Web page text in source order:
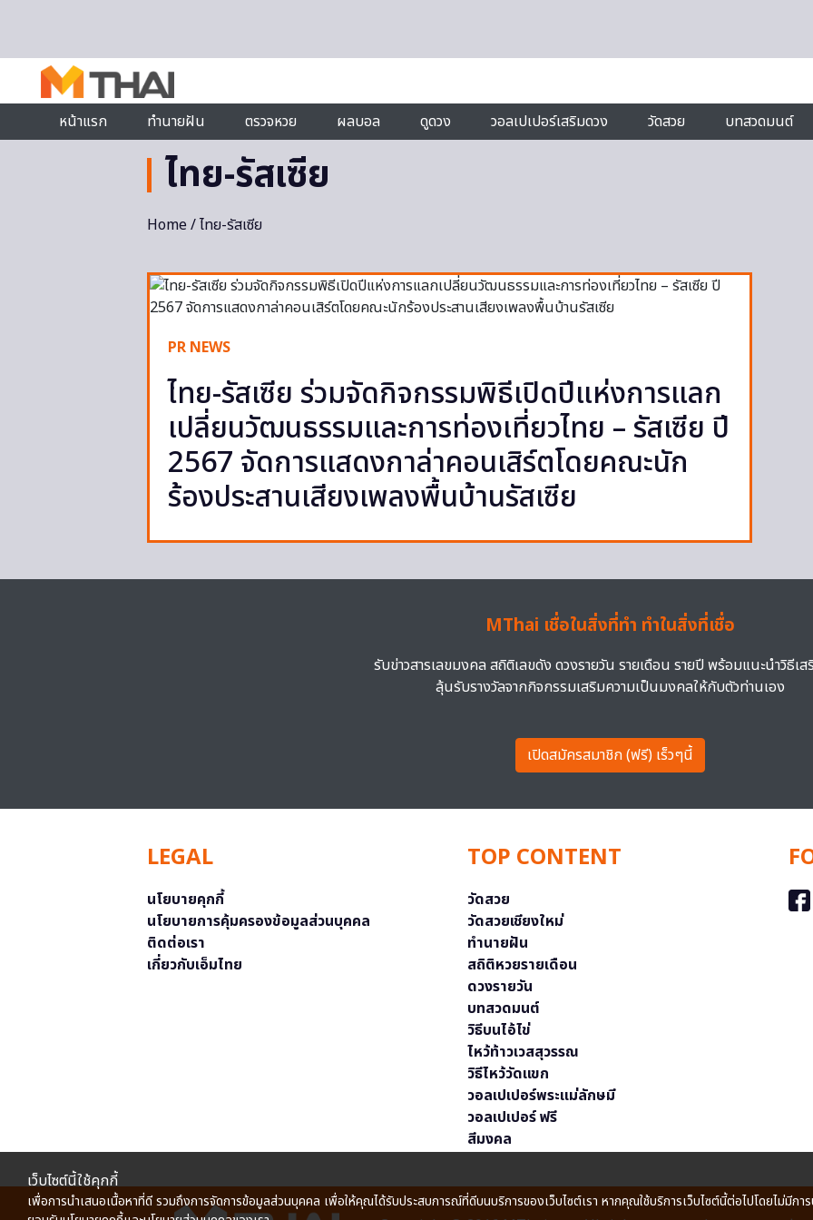
หน้าแรก
ทำนายฝัน ตรวจหวย ผลบอล ดูดวง วอลเปเปอร์เสริมดวง วัดสวย บทสวดมนต์
ไทย-รัสเซีย
Home/ ไทย-รัสเซีย
PR NEWS
ไทย-รัสเซีย ร่วมจัดกิจกรรมพิธีเปิดปีแห่งการแลก
เปลี่ยนวัฒนธรรมและการท่องเที่ยวไทย – รัสเซีย ปี
2567 จัดการแสดงกาล่าคอนเสิร์ตโดยคณะนัก
ร้องประสานเสียงเพลงพื้นบ้านรัสเซีย
MThai เชื่อในสิ่งที่ทำ ทำในสิ่งที่เชื่อ
รับข่าวสารเลขมงคล สถิติเลขดัง ดวงรายวัน รายเดือน รายปี พร้อมแนะนำวิธีเส
ลุ้นรับรางวัลจากกิจกรรมเสริมความเป็นมงคลให้กับตัวท่านเอง
เปิดสมัครสมาชิก (ฟรี) เร็วๆนี้
LEGAL
นโยบายคุกกี้
นโยบายการคุ้มครองข้อมูลส่วนบุคคล
ติดต่อเรา
เกี่ยวกับเอ็มไทย
TOP CONTENT
วัดสวย
วัดสวยเชียงใหม่
ทำนายฝัน
สถิติหวยรายเดือน
ดวงรายวัน
บทสวดมนต์
วิธีบนไอ้ไข่
ไหว้ท้าวเวสสุวรรณ
วิธีไหว้วัดแขก
วอลเปเปอร์พระแม่ลักษมี
วอลเปเปอร์ ฟรี
สีมงคล
เว็บไซต์นี้ใช้คุกกี้
เพื่อการนำเสนอเนื้อหาที่ดี รวมถึงการจัดการข้อมูลส่วนบุคคล เพื่อให้คุณได้รับประสบการณ์ที่ดีบนบริการของเว็บไซต์เรา หากคุณใช้บริการเว็บไซต์นี้ต่อไปโดยไม่มีก